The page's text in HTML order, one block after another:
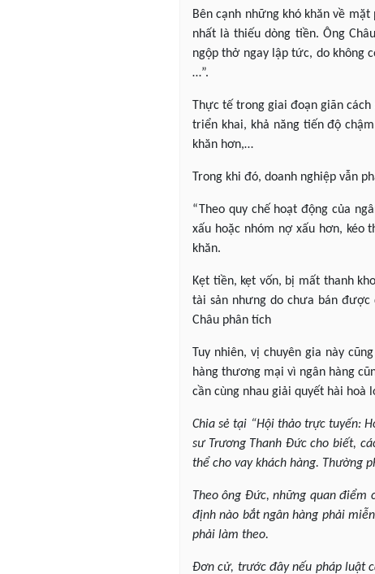
Bên cạnh những khó khăn về
nhất là thiếu dòng tiền. Ông
ngộp thở ngay lập tức, do không
…”.
Thực tế trong giai đoạn giãn
triển khai, khả năng tiến độ
khăn hơn,…
Trong khi đó, doanh nghiệp vẫn
“Theo quy chế hoạt động của
xấu hoặc nhóm nợ xấu hơn, kéo
khăn.
Kẹt tiền, kẹt vốn, bị mất thanh
tài sản nhưng do chưa bán được
Châu phân tích
Tuy nhiên, vị chuyên gia này
hàng thương mại vì ngân hàng
cần cùng nhau giải quyết hài hoà
Chia sẻ tại “Hội thảo trực tuyến:
sư Trương Thanh Đức cho biết,
thể cho vay khách hàng. Thường
Theo ông Đức, những quan điểm
định nào bắt ngân hàng phải
phải làm theo.
Đơn cử, trước đây nếu pháp luật